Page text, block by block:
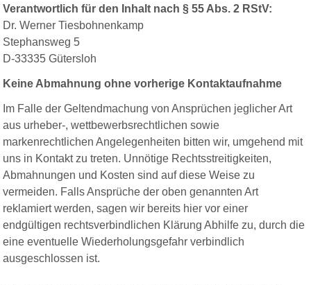
Verantwortlich für den Inhalt nach § 55 Abs. 2 RStV:
Dr. Werner Tiesbohnenkamp
Stephansweg 5
D-33335 Gütersloh
Keine Abmahnung ohne vorherige Kontaktaufnahme
Im Falle der Geltendmachung von Ansprüchen jeglicher Art
aus urheber-, wettbewerbsrechtlichen sowie
markenrechtlichen Angelegenheiten bitten wir, umgehend mit
uns in Kontakt zu treten. Unnötige Rechtsstreitigkeiten,
Abmahnungen und Kosten sind auf diese Weise zu
vermeiden. Falls Ansprüche der oben genannten Art
reklamiert werden, sagen wir bereits hier vor einer
endgültigen rechtsverbindlichen Klärung Abhilfe zu, durch die
eine eventuelle Wiederholungsgefahr verbindlich
ausgeschlossen ist.